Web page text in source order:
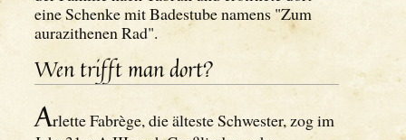
eine Schenke mit Badestube namens "Zum
aurazithenen Rad".
Wen trifft man dort?
Arlette Fabrège, die älteste Schwester, zog im